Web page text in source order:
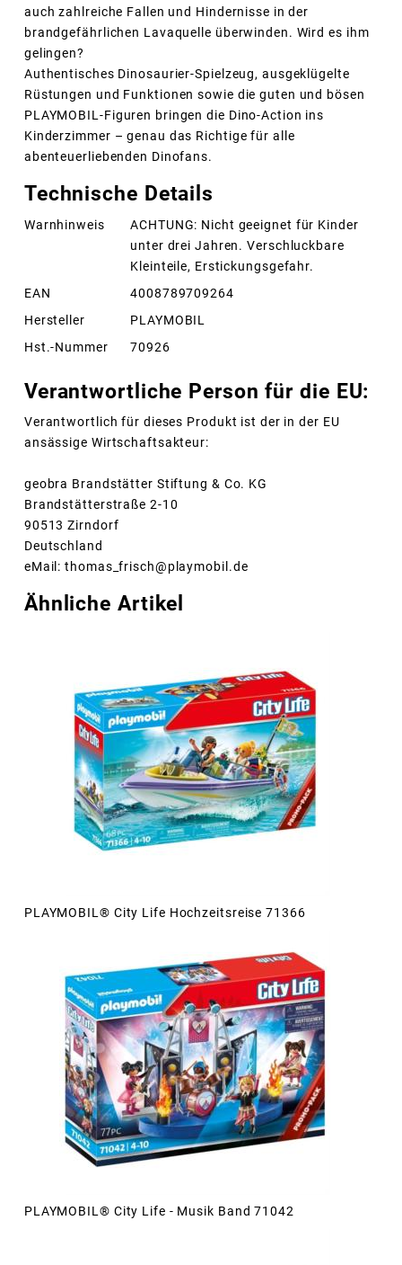
auch zahlreiche Fallen und Hindernisse in der
brandgefährlichen Lavaquelle überwinden. Wird es ihm
gelingen?
Authentisches Dinosaurier-Spielzeug, ausgeklügelte
Rüstungen und Funktionen sowie die guten und bösen
PLAYMOBIL-Figuren bringen die Dino-Action ins
Kinderzimmer – genau das Richtige für alle
abenteuerliebenden Dinofans.
Technische Details
Warnhinweis
ACHTUNG: Nicht geeignet für Kinder
unter drei Jahren. Verschluckbare
Kleinteile, Erstickungsgefahr.
EAN
4008789709264
Hersteller
PLAYMOBIL
Hst.-Nummer
70926
Verantwortliche Person für die EU:
Verantwortlich für dieses Produkt ist der in der EU
ansässige Wirtschaftsakteur:
geobra Brandstätter Stiftung & Co. KG
Brandstätterstraße 2-10
90513 Zirndorf
Deutschland
eMail: thomas_frisch@playmobil.de
Ähnliche Artikel
PLAYMOBIL® City Life Hochzeitsreise 71366
PLAYMOBIL® City Life - Musik Band 71042